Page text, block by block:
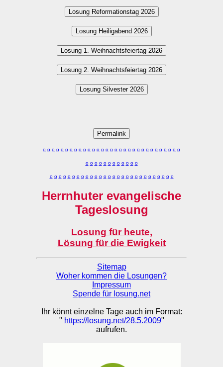
Losung Reformationstag 2026
Losung Heiligabend 2026
Losung 1. Weihnachtsfeiertag 2026
Losung 2. Weihnachtsfeiertag 2026
Losung Silvester 2026
Permalink
o o o o o o o o o o o o o o o o o o o o o o o o o o o o o o o
o o o o o o o o o o o o
o o o o o o o o o o o o o o o o o o o o o o o o o o o o
Herrnhuter evangelische
Tageslosung
Losung für heute,
Lösung für die Ewigkeit
Sitemap
Woher kommen die Losungen?
Impressum
Spende für losung.net
Ihr könnt einzelne Tage auch im Format:
" https://losung.net/28.5.2009"
aufrufen.